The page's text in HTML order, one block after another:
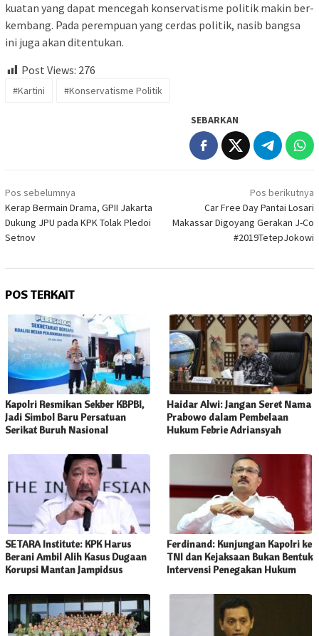
kuat­­an yang da­pat mencegah kon­­ser­va­tis­me politik makin ber­
k­­embang. Pa­da perempuan yang cerdas po­litik, nasib bang­­sa
ini juga akan ditentukan.
Post Views: 276
#Kartini #Konservatisme Politik
SEBARKAN
Navigasi
pos
Pos sebelumnya
Kerap Bermain Drama, GPII Jakarta
Dukung JPU pada KPK Tolak Pledoi
Setnov
Pos berikutnya
Car Free Day Pantai Losari
Makassar Digoyang Gerakan J-Co
#2019TetepJokowi
POS TERKAIT
Kapolri Resmikan Sekber KBPBI,
Jadi Simbol Baru Persatuan
Serikat Buruh Nasional
Haidar Alwi: Jangan Seret Nama
Prabowo dalam Pembelaan
Hukum Febrie Adriansyah
SETARA Institute: KPK Harus
Berani Ambil Alih Kasus Dugaan
Korupsi Mantan Jampidsus
Ferdinand: Kunjungan Kapolri ke
TNI dan Kejaksaan Bukan Bentuk
Intervensi Penegakan Hukum